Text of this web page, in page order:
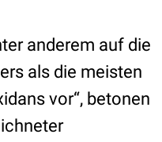
anderem auf die
als die meisten
vor“, betonen